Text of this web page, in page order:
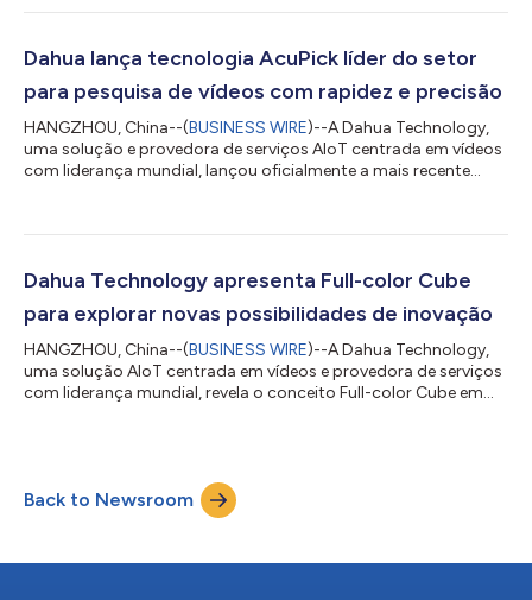
certificado CC (critérios comuns para avaliação da segurança
rede, e lançou o documento técnico de segurança de produto
3.0, possibilitando que os clientes res...
Dahua lança tecnologia AcuPick líder do setor
para pesquisa de vídeos com rapidez e precisão
HANGZHOU, China--(BUSINESS WIRE)--A Dahua Technology,
uma solução e provedora de serviços AIoT centrada em vídeos
com liderança mundial, lançou oficialmente a mais recente
conveniência. Ao usar inovações de IA front-end e back-end, a
liderando novos avanços tecnológicos no setor. "Eficiência e
precisão são os dois pri...
Dahua Technology apresenta Full-color Cube
para explorar novas possibilidades de inovação
HANGZHOU, China--(BUSINESS WIRE)--A Dahua Technology,
uma solução AIoT centrada em vídeos e provedora de serviços
com liderança mundial, revela o conceito Full-color Cube em
continuamente atualizada, com a adição da Smart Dual Light
como um grande exemplo. Este ano, combinamos estas duas
tecnologias principais com câmeras...
Back to Newsroom